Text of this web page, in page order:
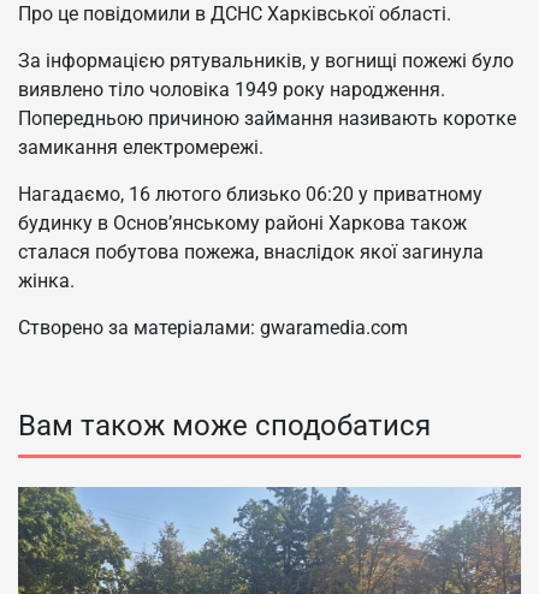
Про це повідомили в ДСНС Харківської області.
За інформацією рятувальників, у вогнищі пожежі було
виявлено тіло чоловіка 1949 року народження.
Попередньою причиною займання називають коротке
замикання електромережі.
Нагадаємо, 16 лютого близько 06:20 у приватному
будинку в Основ’янському районі Харкова також
сталася побутова пожежа, внаслідок якої загинула
жінка.
Створено за матеріалами: gwaramedia.com
Вам також може сподобатися